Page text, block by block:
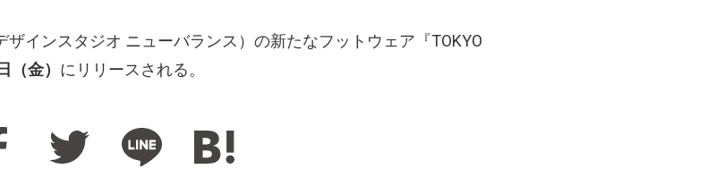
ザインスタジオ ニューバランス）の新たなフットウェア『TOKYO
（金） にリリースされる。